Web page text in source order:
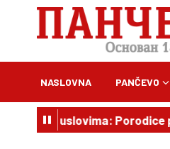
NASLOVNA PANČEVO
kućnim uslovima: Porodice